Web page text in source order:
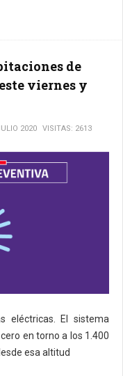
de
viernes y
2020 VISITAS: 2613
eléctricas. El sistema
en torno a los 1.400
esa altitud